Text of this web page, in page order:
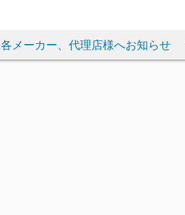
各メーカー、代理店様へお知らせ